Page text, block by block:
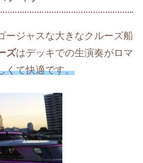
ージャスな大きなクルーズ船
ズはデッキでの生演奏がロマ
くて快適です。